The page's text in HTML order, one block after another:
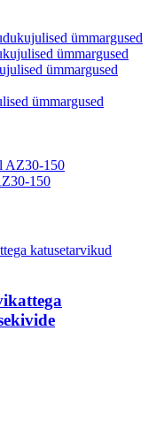
ümmargused
ümmargused
150